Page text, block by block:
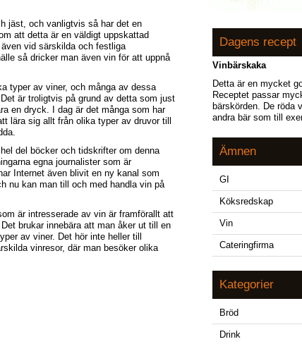
jäst, och vanligtvis så har det en
att detta är en väldigt uppskattad
vid särskilda och festliga
så dricker man även vin för att uppnå
typer av viner, och många av dessa
är troligtvis på grund av detta som just
en dryck. I dag är det många som har
lära sig allt från olika typer av druvor till
del böcker och tidskrifter om denna
egna journalister som är
Internet även blivit en ny kanal som
nu kan man till och med handla vin på
är intresserade av vin är framförallt att
brukar innebära att man åker ut till en
av viner. Det hör inte heller till
vinresor, där man besöker olika
Dagens recept
Vinbärskaka
Detta är en mycket
Receptet passar
bärskörden. De röda
andra bär som till
Ämnen
GI
Köksredskap
Vin
Cateringfirma
Kategorier
Bröd
Drink